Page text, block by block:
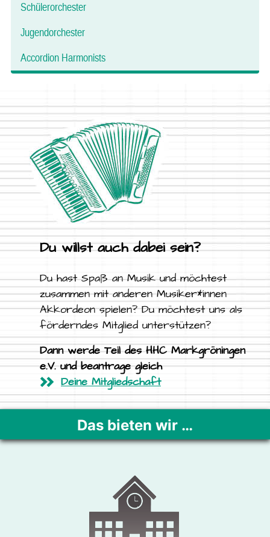
Schülerorchester
Jugendorchester
Accordion Harmonists
Du willst auch dabei sein?
Du hast Spaß an Musik und möchtest
zusammen mit anderen Musiker*innen
Akkordeon spielen? Du möchtest uns als
förderndes Mitglied unterstützen?
Dann werde Teil des HHC Markgröningen
e.V. und beantrage gleich
Deine Mitgliedschaft
Das bieten wir …